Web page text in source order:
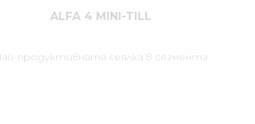
ALFA 4 MINI-TILL
продуктивната сеялка в сегмента